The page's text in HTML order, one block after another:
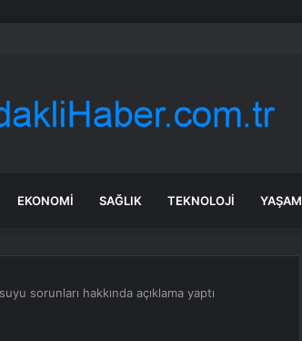
Kolları yönetimi istifa etti
EKONOMI SAĞLIK TEKNOLOJI YAŞAM
sorunları hakkında açıklama yaptı